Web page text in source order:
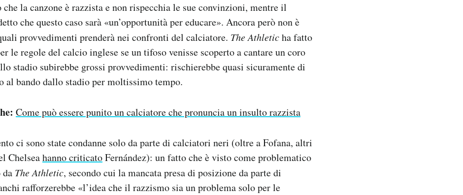
che la canzone è razzista e non rispecchia le sue convinzioni, mentre il
che questo caso sarà «un’opportunità per educare». Ancora però non è
provvedimenti prenderà nei confronti del calciatore. The Athleticha fatto
le regole del calcio inglese se un tifoso venisse scoperto a cantare un coro
stadio subirebbe grossi provvedimenti: rischierebbe quasi sicuramente di
al bando dallo stadio per moltissimo tempo.
Come può essere punito un calciatore che pronuncia un insulto razzista
ci sono state condanne solo da parte di calciatori neri (oltre a Fofana, altri
Chelseahanno criticatoFernández): un fatto che è visto come problematico
da The Athletic, secondo cui la mancata presa di posizione da parte di
rafforzerebbe «l’idea che il razzismo sia un problema solo per le